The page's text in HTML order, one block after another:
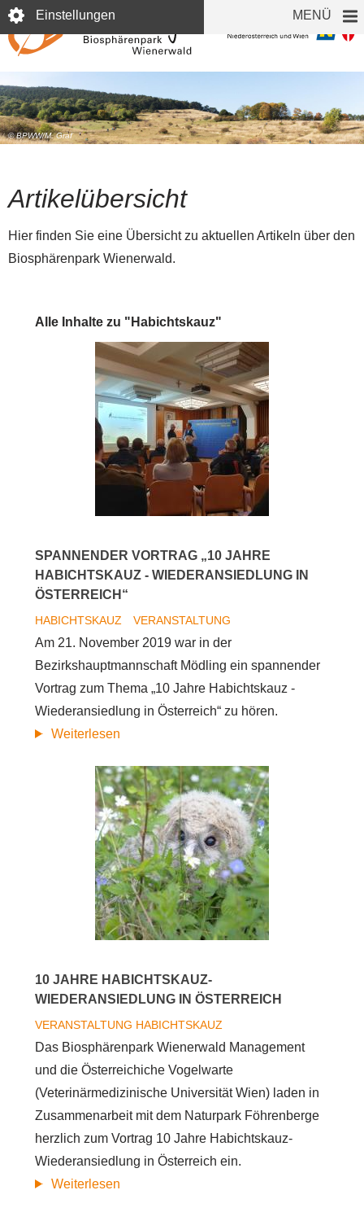
Direkt
zum
Inhalt
Einstellungen MENÜ
© BPWW/M. Graf
Artikelübersicht
Hier finden Sie eine Übersicht zu aktuellen Artikeln über den
Biosphärenpark Wienerwald.
Alle Inhalte zu "Habichtskauz"
SPANNENDER VORTRAG „10 JAHRE
HABICHTSKAUZ - WIEDERANSIEDLUNG IN
ÖSTERREICH“
HABICHTSKAUZ VERANSTALTUNG
Am 21. November 2019 war in der
Bezirkshauptmannschaft Mödling ein spannender
Vortrag zum Thema „10 Jahre Habichtskauz -
Wiederansiedlung in Österreich“ zu hören.
Weiterlesen
„10
Jahre
Habichtskauz
-
Wiederansiedlung
in
Österreich“
10 JAHRE HABICHTSKAUZ-
WIEDERANSIEDLUNG IN ÖSTERREICH
VERANSTALTUNG HABICHTSKAUZ
Das Biosphärenpark Wienerwald Management
und die Österreichiche Vogelwarte
(Veterinärmedizinische Universität Wien) laden in
Zusammenarbeit mit dem Naturpark Föhrenberge
herzlich zum Vortrag 10 Jahre Habichtskauz-
Wiederansiedlung in Österreich ein.
Weiterlesen